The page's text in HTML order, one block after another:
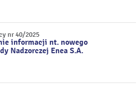
nr 40/2025
informacji nt. nowego
Nadzorczej Enea S.A.